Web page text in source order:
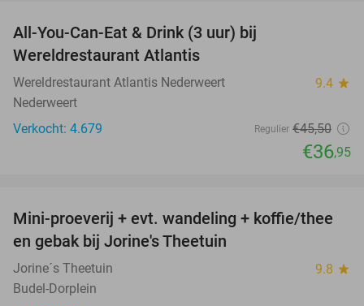
All-You-Can-Eat & Drink (3 uur) bij
Wereldrestaurant Atlantis
Wereldrestaurant Atlantis Nederweert 9.4 star
Nederweert
Verkocht: 4.679
Regulier €45,50
€36,95
39%
Mini-proeverij + evt. wandeling + koffie/thee
en gebak bij Jorine's Theetuin
Jorine´s Theetuin 9.8 star
Budel-Dorplein